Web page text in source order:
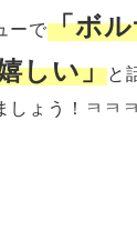
ーで「ボ
しい」と
しょう！ㅋㅋㅋ